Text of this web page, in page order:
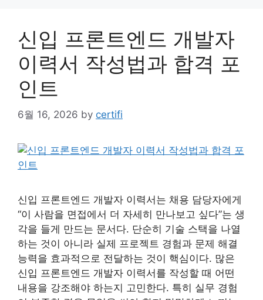
신입 프론트엔드 개발자
이력서 작성법과 합격 포
인트
6월 16, 2026 by certifi
신입 프론트엔드 개발자 이력서는 채용 담당자에게
“이 사람을 면접에서 더 자세히 만나보고 싶다”는 생
각을 들게 만드는 문서다. 단순히 기술 스택을 나열
하는 것이 아니라 실제 프로젝트 경험과 문제 해결
능력을 효과적으로 전달하는 것이 핵심이다. 많은
신입 프론트엔드 개발자 이력서를 작성할 때 어떤
내용을 강조해야 하는지 고민한다. 특히 실무 경험